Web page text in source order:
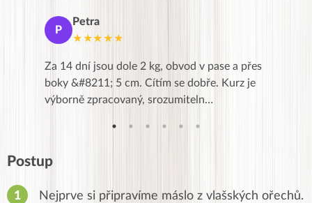
P
Petra
★★★★★
Za 14 dní jsou dole 2 kg, obvod v pase a přes
boky &#8211; 5 cm. Cítím se dobře. Kurz je
výborně zpracovaný, srozumiteln…
Postup
Nejprve si připravíme máslo z vlašských ořechů.